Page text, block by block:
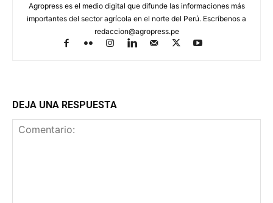
Agropress es el medio digital que difunde las informaciones más
importantes del sector agrícola en el norte del Perú. Escríbenos a
redaccion@agropress.pe
DEJA UNA RESPUESTA